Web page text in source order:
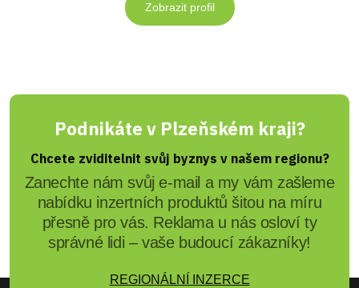
Zobrazit profil
Podnikáte v Plzeňském kraji?
Chcete zviditelnit svůj byznys v našem regionu?
Zanechte nám svůj e-mail a my vám zašleme
nabídku inzertních produktů šitou na míru
přesně pro vás. Reklama u nás osloví ty
správné lidi – vaše budoucí zákazníky!
REGIONÁLNÍ INZERCE